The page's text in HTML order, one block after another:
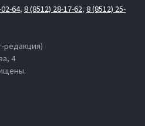
64, 8 (8512) 28-17-62, 8 (8512) 25-
редакция)
4